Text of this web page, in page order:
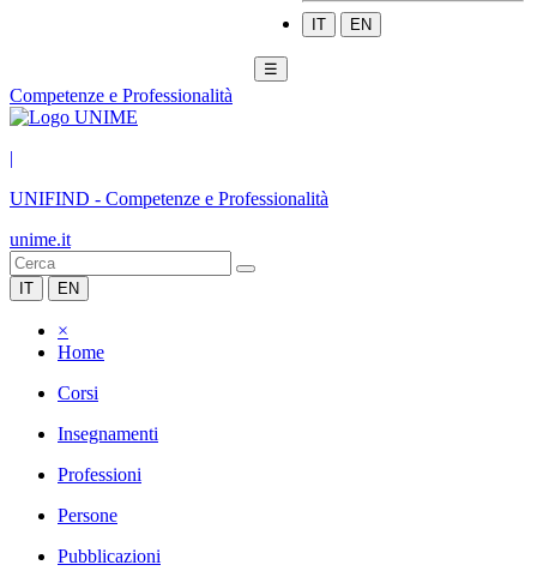
IT EN
☰
Competenze e Professionalità
|
UNIFIND - Competenze e Professionalità
unime.it
IT EN
×
Home
Corsi
Insegnamenti
Professioni
Persone
Pubblicazioni